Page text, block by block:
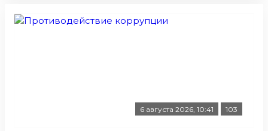
6 августа 2026, 10:41 103